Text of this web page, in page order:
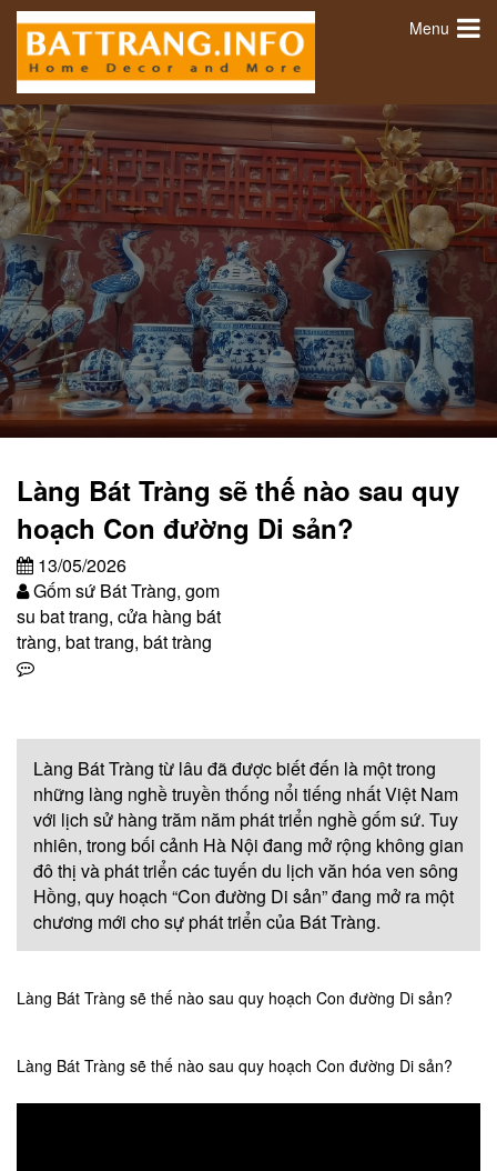
Menu
Làng Bát Tràng sẽ thế nào sau quy
hoạch Con đường Di sản?
13/05/2026
Gốm sứ Bát Tràng, gom
su bat trang, cửa hàng bát
tràng, bat trang, bát tràng
Làng Bát Tràng từ lâu đã được biết đến là một trong
những làng nghề truyền thống nổi tiếng nhất Việt Nam
với lịch sử hàng trăm năm phát triển nghề gốm sứ. Tuy
nhiên, trong bối cảnh Hà Nội đang mở rộng không gian
đô thị và phát triển các tuyến du lịch văn hóa ven sông
Hồng, quy hoạch “Con đường Di sản” đang mở ra một
chương mới cho sự phát triển của Bát Tràng.
Làng Bát Tràng sẽ thế nào sau quy hoạch Con đường Di sản?
Làng Bát Tràng sẽ thế nào sau quy hoạch Con đường Di sản?